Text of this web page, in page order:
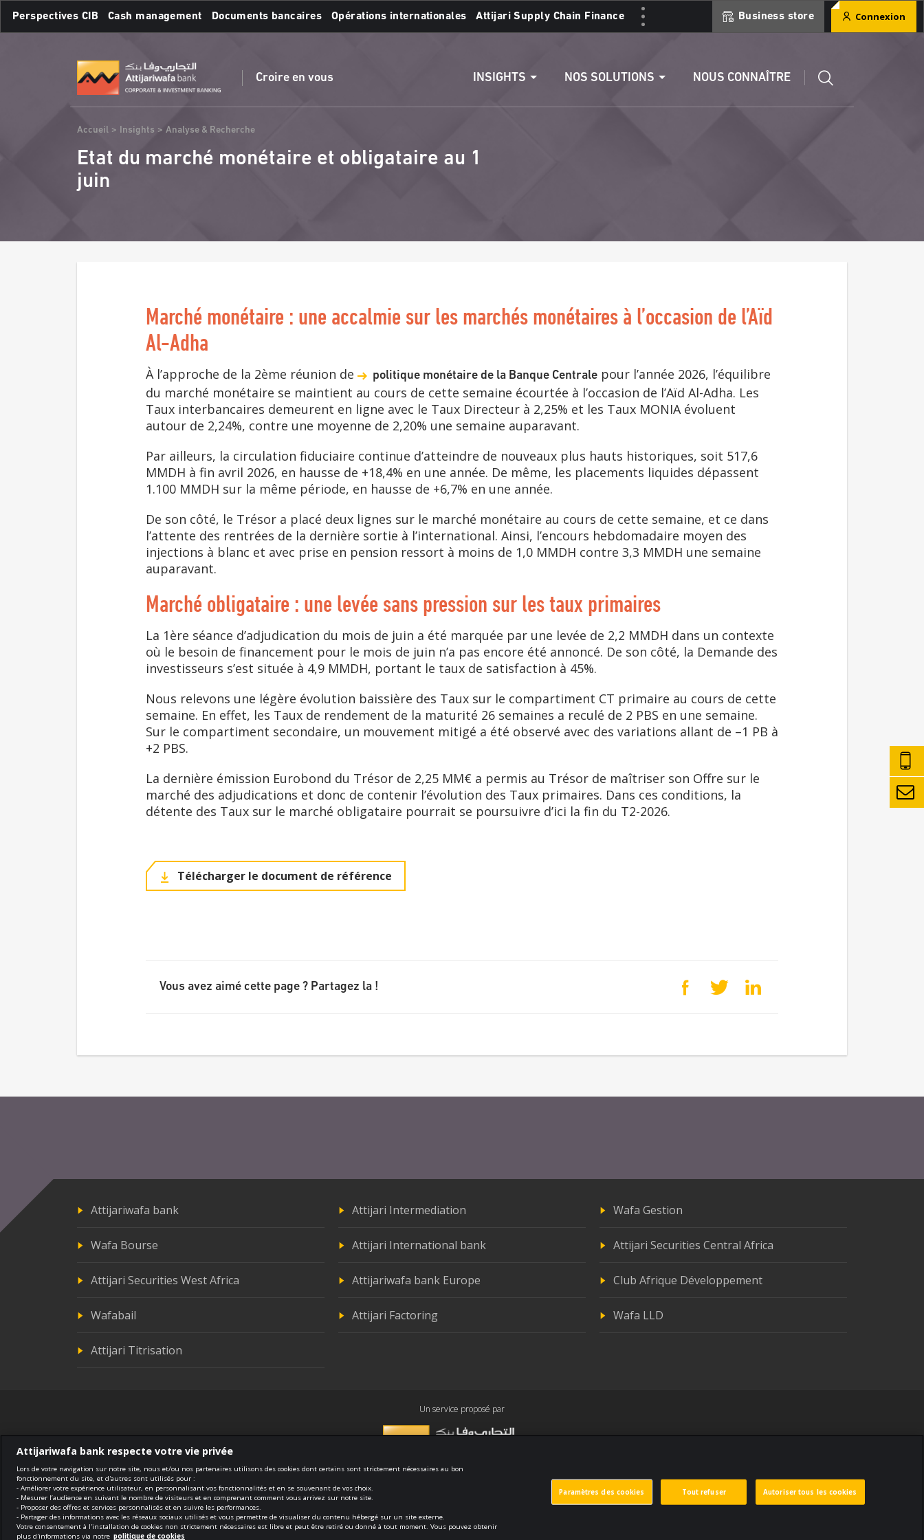
contenu
Perspectives CIB Cash management Documents bancaires Opérations internationales Attijari Supply Chain Finance Business store Connexion
Croire en vous INSIGHTS NOS SOLUTIONS NOUS CONNAÎTRE
Fil
d'Ariane
Accueil Insights Analyse & Recherche
Etat du marché monétaire et obligataire au 1
juin
Marché monétaire : une accalmie sur les marchés monétaires à l’occasion de l’Aïd
Al-Adha
À l’approche de la 2ème réunion de politique monétaire de la Banque Centrale pour l’année 2026, l’équilibre
du marché monétaire se maintient au cours de cette semaine écourtée à l’occasion de l’Aïd Al-Adha. Les
Taux interbancaires demeurent en ligne avec le Taux Directeur à 2,25% et les Taux MONIA évoluent
autour de 2,24%, contre une moyenne de 2,20% une semaine auparavant.
Par ailleurs, la circulation fiduciaire continue d’atteindre de nouveaux plus hauts historiques, soit 517,6
MMDH à fin avril 2026, en hausse de +18,4% en une année. De même, les placements liquides dépassent
1.100 MMDH sur la même période, en hausse de +6,7% en une année.
De son côté, le Trésor a placé deux lignes sur le marché monétaire au cours de cette semaine, et ce dans
l’attente des rentrées de la dernière sortie à l’international. Ainsi, l’encours hebdomadaire moyen des
injections à blanc et avec prise en pension ressort à moins de 1,0 MMDH contre 3,3 MMDH une semaine
auparavant.
Marché obligataire : une levée sans pression sur les taux primaires
La 1ère séance d’adjudication du mois de juin a été marquée par une levée de 2,2 MMDH dans un contexte
où le besoin de financement pour le mois de juin n’a pas encore été annoncé. De son côté, la Demande des
investisseurs s’est située à 4,9 MMDH, portant le taux de satisfaction à 45%.
Nous relevons une légère évolution baissière des Taux sur le compartiment CT primaire au cours de cette
semaine. En effet, les Taux de rendement de la maturité 26 semaines a reculé de 2 PBS en une semaine.
Sur le compartiment secondaire, un mouvement mitigé a été observé avec des variations allant de –1 PB à
+2 PBS.
La dernière émission Eurobond du Trésor de 2,25 MM€ a permis au Trésor de maîtriser son Offre sur le
marché des adjudications et donc de contenir l’évolution des Taux primaires. Dans ces conditions, la
détente des Taux sur le marché obligataire pourrait se poursuivre d’ici la fin du T2-2026.
Télécharger le document de référence
Vous avez aimé cette page ? Partagez la !
Attijariwafa bank Attijari Intermediation Wafa Gestion
Wafa Bourse Attijari International bank Attijari Securities Central Africa
Attijari Securities West Africa Attijariwafa bank Europe Club Afrique Développement
Wafabail Attijari Factoring Wafa LLD
Attijari Titrisation
Un service proposé par
Conformité Conditions générales d'utilisation Sécurité et confidentialité Protection des données personnelles Paramètres des cookies
© 2026 Tous droits réservés
Attijariwafa bank respecte votre vie privée
Lors de votre navigation sur notre site, nous et/ou nos partenaires utilisons des cookies dont certains sont strictement nécessaires au bon
fonctionnement du site, et d'autres sont utilisés pour :
- Améliorer votre expérience utilisateur, en personnalisant vos fonctionnalités et en se souvenant de vos choix.
- Mesurer l’audience en suivant le nombre de visiteurs et en comprenant comment vous arrivez sur notre site.
- Proposer des offres et services personnalisés et en suivre les performances.
- Partager des informations avec les réseaux sociaux utilisés et vous permettre de visualiser du contenu hébergé sur un site externe.
Votre consentement à l'installation de cookies non strictement nécessaires est libre et peut être retiré ou donné à tout moment. Vous pouvez obtenir
plus d'informations via notre politique de cookies
Paramètres des cookies Tout refuser Autoriser tous les cookies